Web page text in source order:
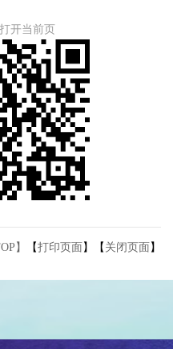
开当前页
】 【打印页面 】【 关闭页面 】